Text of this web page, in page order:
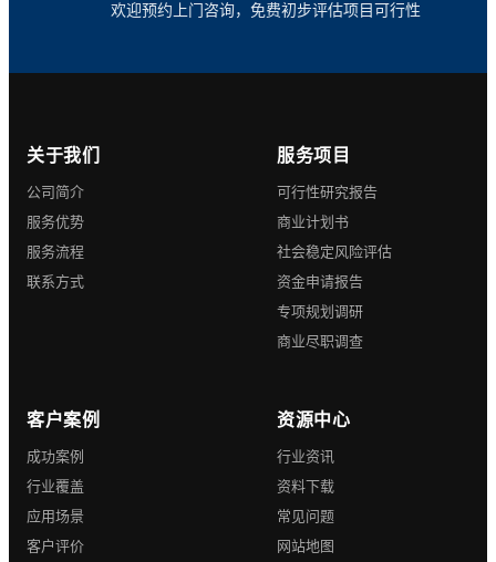
欢迎预约上门咨询，免费初步评估项目可行性
关于我们
公司简介
服务优势
服务流程
联系方式
服务项目
可行性研究报告
商业计划书
社会稳定风险评估
资金申请报告
专项规划调研
商业尽职调查
客户案例
成功案例
行业覆盖
应用场景
客户评价
资源中心
行业资讯
资料下载
常见问题
网站地图